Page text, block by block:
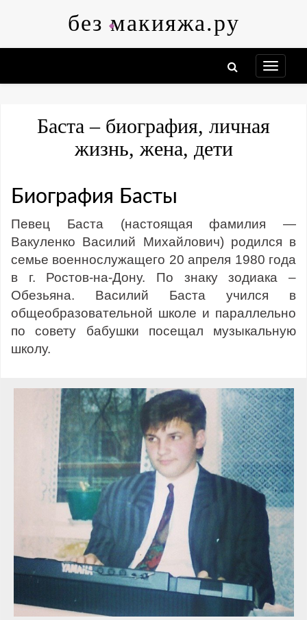
без макияжа.ру
Баста – биография, личная
жизнь, жена, дети
Биография Басты
Певец Баста (настоящая фамилия —
Вакуленко Василий Михайлович) родился в
семье военнослужащего 20 апреля 1980 года
в г. Ростов-на-Дону. По знаку зодиака –
Обезьяна. Василий Баста учился в
общеобразовательной школе и параллельно
по совету бабушки посещал музыкальную
школу.